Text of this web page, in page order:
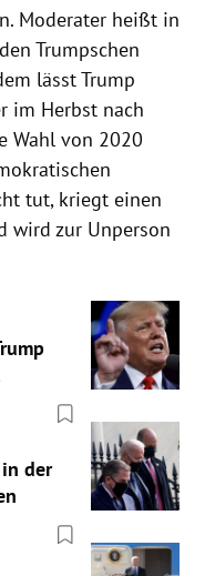
Moderater heißt in
Trumpschen
lässt Trump
im Herbst nach
Wahl von 2020
tut, kriegt einen
wird zur Unperson
der